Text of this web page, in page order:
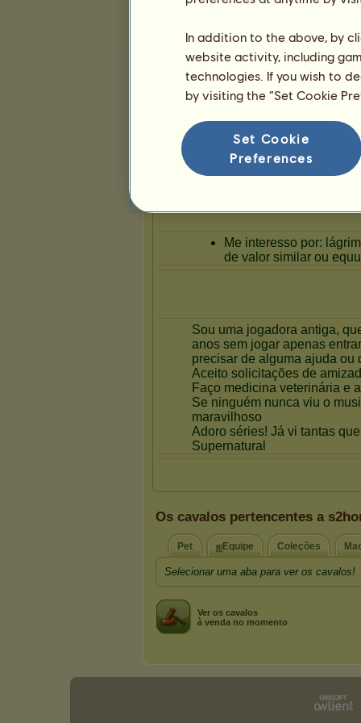
Apresentação
Os cavalos pertencentes a
Pet ஐEquipe Coleções
Selecionar uma aba para ver os cavalos!
Ver os cavalos
à venda no momento
In addition to the above, by
website activity, including
technologies. If you wish to
by visiting the “Set Cookie
Set Cookie
Preferences